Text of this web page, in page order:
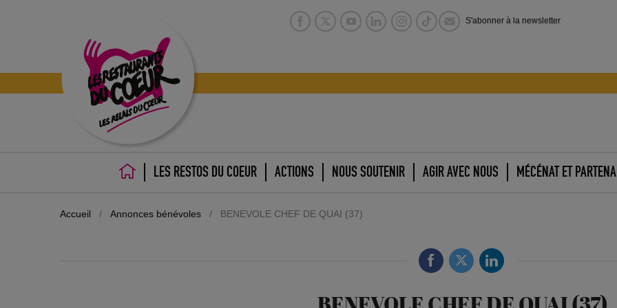
S'abonner à la newsletter
ACCUEILLES RESTOS DU COEUR ACTIONS NOUS SOUTENIR AGIR AVEC NOUS MÉCÉNAT ET
Accueil / Annonces bénévoles / BENEVOLE CHEF DE QUAI (37)